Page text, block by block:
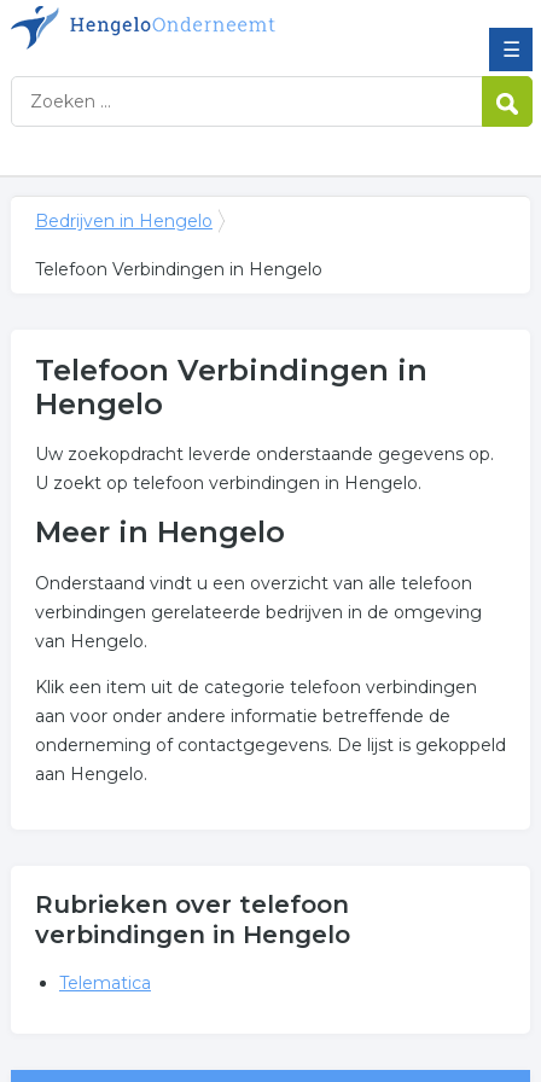
☰
Bedrijven in Hengelo
Telefoon Verbindingen in Hengelo
Telefoon Verbindingen in
Hengelo
Uw zoekopdracht leverde onderstaande gegevens op.
U zoekt op telefoon verbindingen in Hengelo.
Meer in Hengelo
Onderstaand vindt u een overzicht van alle telefoon
verbindingen gerelateerde bedrijven in de omgeving
van Hengelo.
Klik een item uit de categorie telefoon verbindingen
aan voor onder andere informatie betreffende de
onderneming of contactgegevens. De lijst is gekoppeld
aan Hengelo.
Rubrieken over telefoon
verbindingen in Hengelo
Telematica